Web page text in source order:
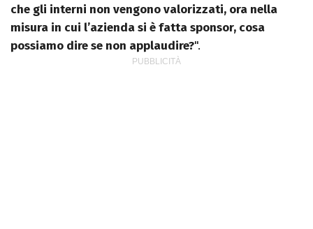
che gli interni non vengono valorizzati, ora nella
misura in cui l’azienda si è fatta sponsor, cosa
possiamo dire se non applaudire?".